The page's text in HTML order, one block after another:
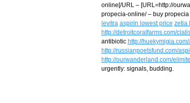
online[/URL – [URL=http://
propecia-online/ – buy
levitra aspirin lowest price zetia
http://detroitcoralfarms.com/
antibiotic http://
http://russianpoetsfund.com/
http://ourwanderland.com/
urgently: signals, budding.